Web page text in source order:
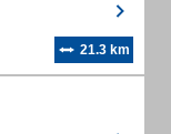
21.3 km